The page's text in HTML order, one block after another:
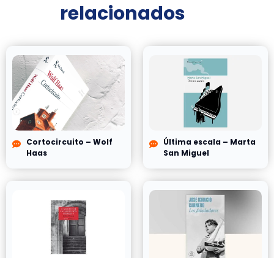
relacionados
Cortocircuito – Wolf
Haas
Última escala – Marta
San Miguel